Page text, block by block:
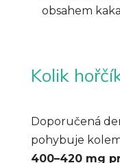
obsahem
Kolik
Doporučená
pohybuje
400–420 mg